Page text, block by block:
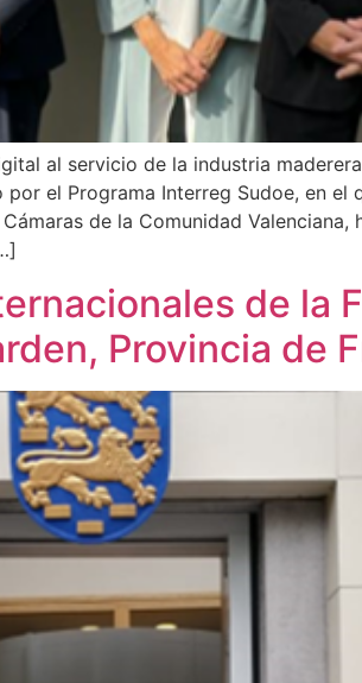
al servicio de la industria
el Programa Interreg Sudoe, en el
de la Comunidad
de la
Provincia de